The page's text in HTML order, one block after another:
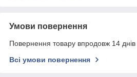
Умови повернення
Повернення товару впродовж 14
Всі умови повернення